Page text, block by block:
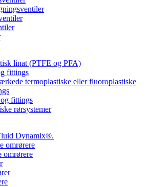
linat (PTFE og PFA)
fittings
termoplastiske eller fluoroplastiske
fittings
rørsystemer
Dynamix®.
omrørere
omrørere